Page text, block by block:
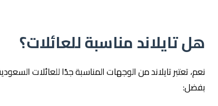
مناسبة للعائلات؟
تايلاند من الوجهات المناسبة جدًا للعائلات السعودية